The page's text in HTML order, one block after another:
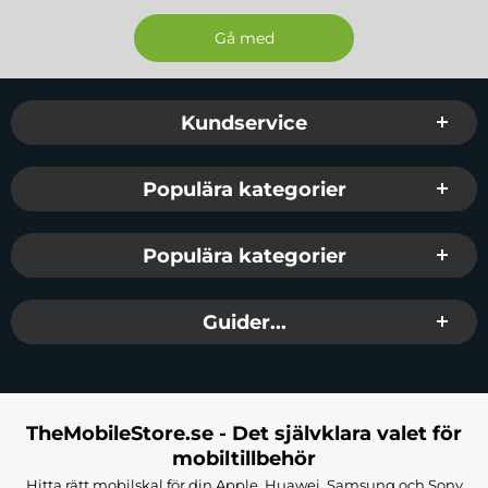
: 3666339328849
Sidfot Blandad info och länkar
Kundservice
Populära kategorier
Populära kategorier
Guider...
TheMobileStore.se - Det självklara valet för
mobiltillbehör